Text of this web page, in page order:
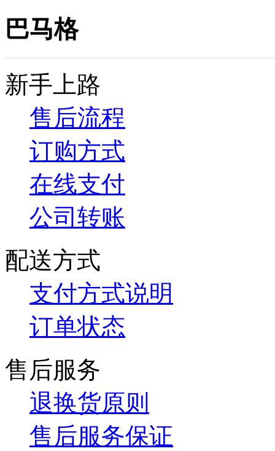
巴马格
新手上路
售后流程
订购方式
在线支付
公司转账
配送方式
支付方式说明
订单状态
售后服务
退换货原则
售后服务保证